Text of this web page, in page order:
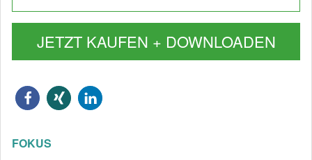
JETZT KAUFEN + DOWNLOADEN
FOKUS